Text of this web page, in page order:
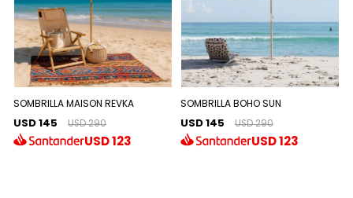
SOMBRILLA MAISON REVKA
USD 145 USD 290
USD123
SOMBRILLA BOHO SUN
USD 145 USD 290
USD123